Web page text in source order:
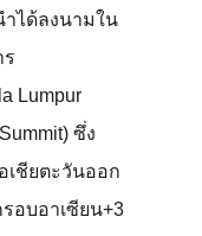
ำได้ลงนามใน
Lumpur
ซึ่ง
เชียตะวันออก
อบอาเซียน+3